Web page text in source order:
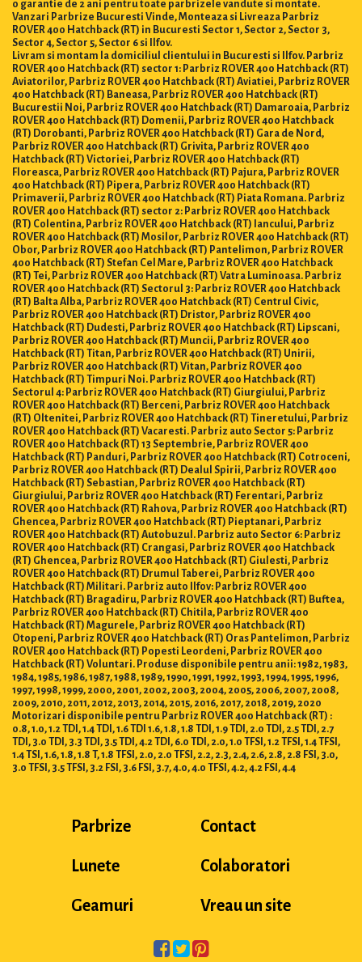
o garantie de 2 ani pentru toate parbrizele vandute si montate.
Vanzari Parbrize Bucuresti Vinde, Monteaza si Livreaza Parbriz
ROVER 400 Hatchback (RT) in Bucuresti Sector 1, Sector 2, Sector 3,
Sector 4, Sector 5, Sector 6 si Ilfov.
Livram si montam la domiciliul clientului in Bucuresti si Ilfov. Parbriz
ROVER 400 Hatchback (RT) sector 1: Parbriz ROVER 400 Hatchback (RT)
Aviatorilor, Parbriz ROVER 400 Hatchback (RT) Aviatiei, Parbriz ROVER
400 Hatchback (RT) Baneasa, Parbriz ROVER 400 Hatchback (RT)
Bucurestii Noi, Parbriz ROVER 400 Hatchback (RT) Damaroaia, Parbriz
ROVER 400 Hatchback (RT) Domenii, Parbriz ROVER 400 Hatchback
(RT) Dorobanti, Parbriz ROVER 400 Hatchback (RT) Gara de Nord,
Parbriz ROVER 400 Hatchback (RT) Grivita, Parbriz ROVER 400
Hatchback (RT) Victoriei, Parbriz ROVER 400 Hatchback (RT)
Floreasca, Parbriz ROVER 400 Hatchback (RT) Pajura, Parbriz ROVER
400 Hatchback (RT) Pipera, Parbriz ROVER 400 Hatchback (RT)
Primaverii, Parbriz ROVER 400 Hatchback (RT) Piata Romana. Parbriz
ROVER 400 Hatchback (RT) sector 2: Parbriz ROVER 400 Hatchback
(RT) Colentina, Parbriz ROVER 400 Hatchback (RT) Iancului, Parbriz
ROVER 400 Hatchback (RT) Mosilor, Parbriz ROVER 400 Hatchback (RT)
Obor, Parbriz ROVER 400 Hatchback (RT) Pantelimon, Parbriz ROVER
400 Hatchback (RT) Stefan Cel Mare, Parbriz ROVER 400 Hatchback
(RT) Tei, Parbriz ROVER 400 Hatchback (RT) Vatra Luminoasa. Parbriz
ROVER 400 Hatchback (RT) Sectorul 3: Parbriz ROVER 400 Hatchback
(RT) Balta Alba, Parbriz ROVER 400 Hatchback (RT) Centrul Civic,
Parbriz ROVER 400 Hatchback (RT) Dristor, Parbriz ROVER 400
Hatchback (RT) Dudesti, Parbriz ROVER 400 Hatchback (RT) Lipscani,
Parbriz ROVER 400 Hatchback (RT) Muncii, Parbriz ROVER 400
Hatchback (RT) Titan, Parbriz ROVER 400 Hatchback (RT) Unirii,
Parbriz ROVER 400 Hatchback (RT) Vitan, Parbriz ROVER 400
Hatchback (RT) Timpuri Noi. Parbriz ROVER 400 Hatchback (RT)
Sectorul 4: Parbriz ROVER 400 Hatchback (RT) Giurgiului, Parbriz
ROVER 400 Hatchback (RT) Berceni, Parbriz ROVER 400 Hatchback
(RT) Oltenitei, Parbriz ROVER 400 Hatchback (RT) Tineretului, Parbriz
ROVER 400 Hatchback (RT) Vacaresti. Parbriz auto Sector 5: Parbriz
ROVER 400 Hatchback (RT) 13 Septembrie, Parbriz ROVER 400
Hatchback (RT) Panduri, Parbriz ROVER 400 Hatchback (RT) Cotroceni,
Parbriz ROVER 400 Hatchback (RT) Dealul Spirii, Parbriz ROVER 400
Hatchback (RT) Sebastian, Parbriz ROVER 400 Hatchback (RT)
Giurgiului, Parbriz ROVER 400 Hatchback (RT) Ferentari, Parbriz
ROVER 400 Hatchback (RT) Rahova, Parbriz ROVER 400 Hatchback (RT)
Ghencea, Parbriz ROVER 400 Hatchback (RT) Pieptanari, Parbriz
ROVER 400 Hatchback (RT) Autobuzul. Parbriz auto Sector 6: Parbriz
ROVER 400 Hatchback (RT) Crangasi, Parbriz ROVER 400 Hatchback
(RT) Ghencea, Parbriz ROVER 400 Hatchback (RT) Giulesti, Parbriz
ROVER 400 Hatchback (RT) Drumul Taberei, Parbriz ROVER 400
Hatchback (RT) Militari. Parbriz auto Ilfov: Parbriz ROVER 400
Hatchback (RT) Bragadiru, Parbriz ROVER 400 Hatchback (RT) Buftea,
Parbriz ROVER 400 Hatchback (RT) Chitila, Parbriz ROVER 400
Hatchback (RT) Magurele, Parbriz ROVER 400 Hatchback (RT)
Otopeni, Parbriz ROVER 400 Hatchback (RT) Oras Pantelimon, Parbriz
ROVER 400 Hatchback (RT) Popesti Leordeni, Parbriz ROVER 400
Hatchback (RT) Voluntari. Produse disponibile pentru anii: 1982, 1983,
1984, 1985, 1986, 1987, 1988, 1989, 1990, 1991, 1992, 1993, 1994, 1995, 1996,
1997, 1998, 1999, 2000, 2001, 2002, 2003, 2004, 2005, 2006, 2007, 2008,
2009, 2010, 2011, 2012, 2013, 2014, 2015, 2016, 2017, 2018, 2019, 2020
Motorizari disponibile pentru Parbriz ROVER 400 Hatchback (RT) :
0.8, 1.0, 1.2 TDI, 1.4 TDI, 1.6 TDI 1.6, 1.8, 1.8 TDI, 1.9 TDI, 2.0 TDI, 2.5 TDI, 2.7
TDI, 3.0 TDI, 3.3 TDI, 3.5 TDI, 4.2 TDI, 6.0 TDI, 2.0, 1.0 TFSI, 1.2 TFSI, 1.4 TFSI,
1.4 TSI, 1.6, 1.8, 1.8 T, 1.8 TFSI, 2.0, 2.0 TFSI, 2.2, 2.3, 2.4, 2.6, 2.8, 2.8 FSI, 3.0,
3.0 TFSI, 3.5 TFSI, 3.2 FSI, 3.6 FSI, 3.7, 4.0, 4.0 TFSI, 4.2, 4.2 FSI, 4.4
Parbrize
Lunete
Geamuri
Contact
Colaboratori
Vreau un site